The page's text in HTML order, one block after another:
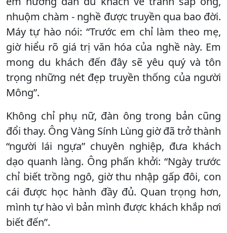
nhuộm chàm - nghề được truyền qua bao đời.
Máy tự hào nói: “Trước em chỉ làm theo mẹ,
giờ hiểu rõ giá trị văn hóa của nghề này. Em
mong du khách đến đây sẽ yêu quý và tôn
trọng những nét đẹp truyền thống của người
Mông”.
Không chỉ phụ nữ, đàn ông trong bản cũng
đổi thay. Ông Vàng Sính Lùng giờ đã trở thành
“người lái ngựa” chuyên nghiệp, đưa khách
dạo quanh làng. Ông phấn khởi: “Ngày trước
chỉ biết trồng ngô, giờ thu nhập gấp đôi, con
cái được học hành đầy đủ. Quan trọng hơn,
mình tự hào vì bản mình được khách khắp nơi
biết đến”.